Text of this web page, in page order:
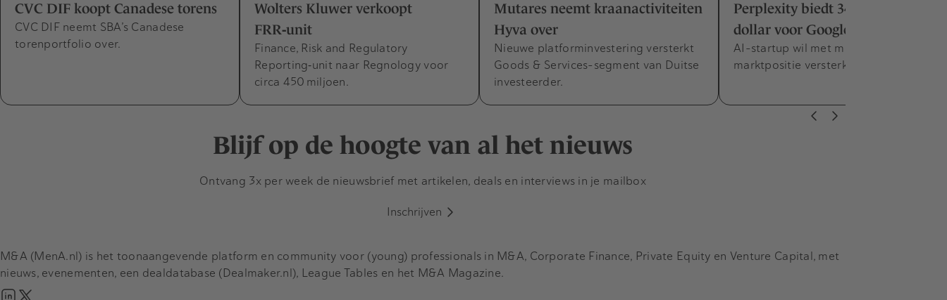
CVC DIF koopt Canadese torens
CVC DIF neemt SBA’s Canadese
torenportfolio over.
Wolters Kluwer verkoopt
FRR‑unit
Finance, Risk and Regulatory
Reporting‑unit naar Regnology voor
circa 450 miljoen.
Mutares neemt kraanactiviteiten
Hyva over
Nieuwe platforminvestering versterkt
Goods & Services-segment van Duitse
investeerder.
Perplexity biedt 34,5 miljard
dollar voor Google Chrome
AI-startup wil met miljardenbod
marktpositie versterken.
Blijf op de hoogte van al het nieuws
Ontvang 3x per week de nieuwsbrief met artikelen, deals en interviews in je mailbox
Inschrijven
M&A (MenA.nl) is het toonaangevende platform en community voor (young) professionals in M&A, Corporate Finance, Private Equity en Venture Capital, met
nieuws, evenementen, een dealdatabase (Dealmaker.nl), League Tables en het M&A Magazine.